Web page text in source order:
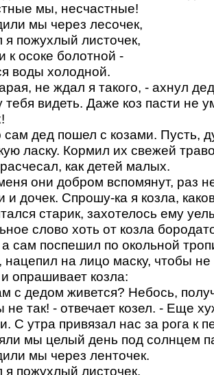
мы, несчастные!
мы через лесочек,
я пожухлый листочек,
к осоке болотной -
воды холодной.
не ждал я такого, - ахнул
тебя видеть. Даже коз пасти не
сам дед пошел с козами. Пусть,
ласку. Кормил их свежей
как детей малых.
они добром вспомянут, раз
и дочек. Спрошу-ка я козла,
старик, захотелось ему
слово хоть от козла
сам поспешил по окольной
нацепил на лицо маску, чтобы
опрашивает козла:
с дедом живется? Небось,
не так! - отвечает козел. - Еще
С утра привязал нас за рога к
мы целый день под солнцем
мы через ленточек.
я пожухлый листочек.